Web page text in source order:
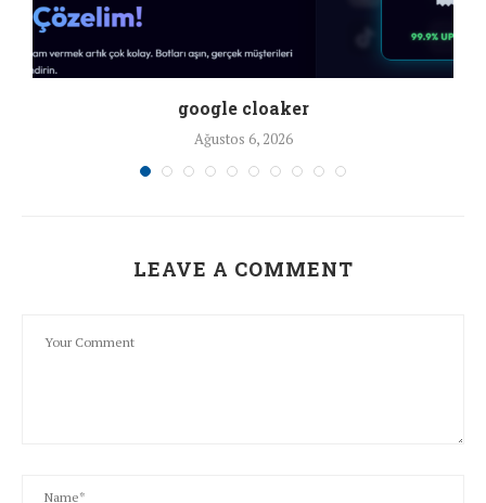
google cloaker
Ağustos 6, 2026
LEAVE A COMMENT